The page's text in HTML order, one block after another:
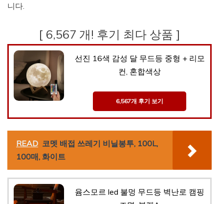
니다.
[ 6,567 개! 후기 최다 상품 ]
선진 16색 감성 달 무드등 중형 + 리모
컨, 혼합색상
6,567개 후기 보기
READ 코멧 배접 쓰레기 비닐봉투, 100L,
100매, 화이트
윰스모르 led 불멍 무드등 벽난로 캠핑